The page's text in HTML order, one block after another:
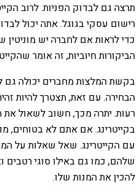
תרצה גם לבדוק הפניות. לרוב
רישום עסקי בגוגל. אתה יכול
כדי לראות אם לחברה יש
הביקורות חיוביות, זה אומר
בקשת המלצות מחברים יכולה גם
הבחירה. עם זאת, תצטרך להיות
רעות. יתרה מכך, חשוב לשאול
בקייטרינג. אם אתם לא בטוחים,
עם הקייטרינג. שאל שאלות על
שלהם, כמו גם באילו סוגי רטבים
להכין את המנות שלו.